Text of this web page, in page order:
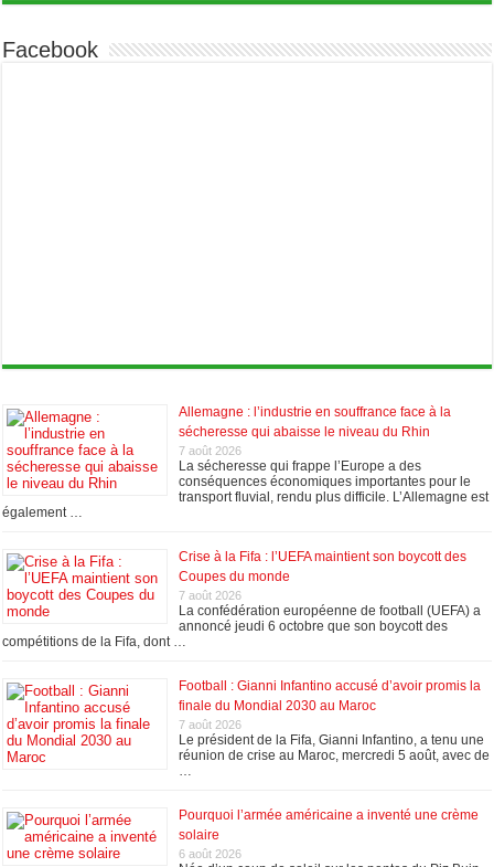
Facebook
Allemagne : l’industrie en souffrance face à la
sécheresse qui abaisse le niveau du Rhin
7 août 2026
La sécheresse qui frappe l’Europe a des
conséquences économiques importantes pour le
transport fluvial, rendu plus difficile. L’Allemagne est
également …
Crise à la Fifa : l’UEFA maintient son boycott des
Coupes du monde
7 août 2026
La confédération européenne de football (UEFA) a
annoncé jeudi 6 octobre que son boycott des
compétitions de la Fifa, dont …
Football : Gianni Infantino accusé d’avoir promis la
finale du Mondial 2030 au Maroc
7 août 2026
Le président de la Fifa, Gianni Infantino, a tenu une
réunion de crise au Maroc, mercredi 5 août, avec de
…
Pourquoi l’armée américaine a inventé une crème
solaire
6 août 2026